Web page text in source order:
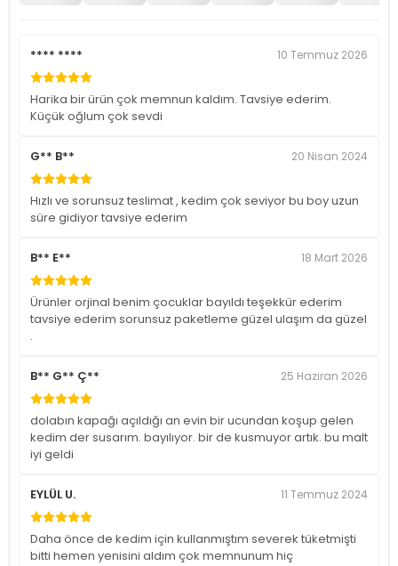
**** **** 10 Temmuz 2026
Harika bir ürün çok memnun kaldım. Tavsiye ederim.
Küçük oğlum çok sevdi
G** B** 20 Nisan 2024
Hızlı ve sorunsuz teslimat , kedim çok seviyor bu boy uzun
süre gidiyor tavsiye ederim
B** E** 18 Mart 2026
Ürünler orjinal benim çocuklar bayıldı teşekkür ederim
tavsiye ederim sorunsuz paketleme güzel ulaşım da güzel
.
B** G** Ç** 25 Haziran 2026
dolabın kapağı açıldığı an evin bir ucundan koşup gelen
kedim der susarım. bayılıyor. bir de kusmuyor artık. bu malt
iyi geldi
EYLÜL U. 11 Temmuz 2024
Daha önce de kedim için kullanmıştım severek tüketmişti
bitti hemen yenisini aldım çok memnunum hiç